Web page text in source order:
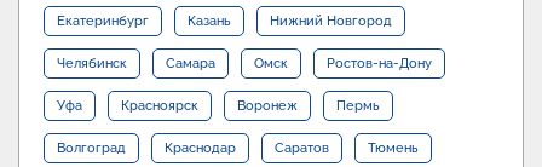
Екатеринбург Казань Нижний Новгород
Челябинск Самара Омск Ростов-на-Дону
Уфа Красноярск Воронеж Пермь
Волгоград Краснодар Саратов Тюмень